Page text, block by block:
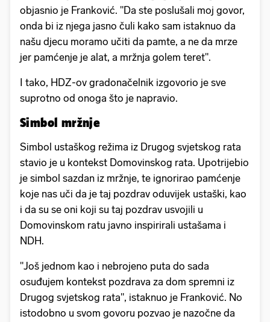
objasnio je Franković. "Da ste poslušali moj govor,
onda bi iz njega jasno čuli kako sam istaknuo da
našu djecu moramo učiti da pamte, a ne da mrze
jer pamćenje je alat, a mržnja golem teret".
I tako, HDZ-ov gradonačelnik izgovorio je sve
suprotno od onoga što je napravio.
Simbol mržnje
Simbol ustaškog režima iz Drugog svjetskog rata
stavio je u kontekst Domovinskog rata. Upotrijebio
je simbol sazdan iz mržnje, te ignorirao pamćenje
koje nas uči da je taj pozdrav oduvijek ustaški, kao
i da su se oni koji su taj pozdrav usvojili u
Domovinskom ratu javno inspirirali ustašama i
NDH.
"Još jednom kao i nebrojeno puta do sada
osuđujem kontekst pozdrava za dom spremni iz
Drugog svjetskog rata", istaknuo je Franković. No
istodobno u svom govoru pozvao je nazočne da